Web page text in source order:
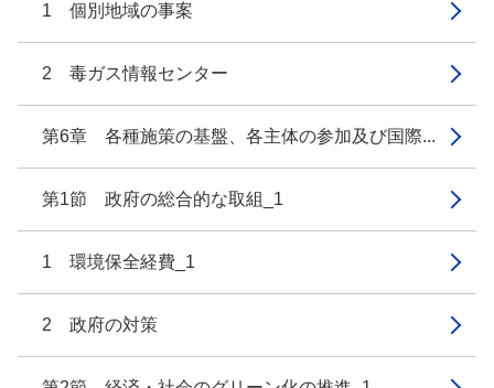
1 個別地域の事案
2 毒ガス情報センター
第6章 各種施策の基盤、各主体の参加及び国際...
第1節 政府の総合的な取組_1
1 環境保全経費_1
2 政府の対策